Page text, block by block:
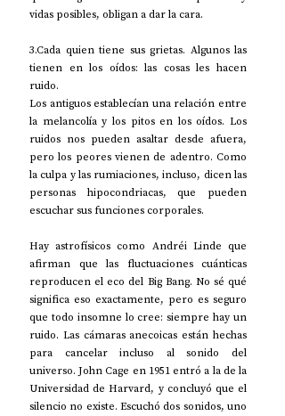
vidas posibles, obligan a dar la cara.
3.Cada quien tiene sus grietas. Algunos las
tienen en los oídos: las cosas les hacen
ruido.
Los antiguos establecían una relación entre
la melancolía y los pitos en los oídos. Los
ruidos nos pueden asaltar desde afuera,
pero los peores vienen de adentro. Como
la culpa y las rumiaciones, incluso, dicen las
personas hipocondriacas, que pueden
escuchar sus funciones corporales.
Hay astrofísicos como Andréi Linde que
afirman que las fluctuaciones cuánticas
reproducen el eco del Big Bang. No sé qué
significa eso exactamente, pero es seguro
que todo insomne lo cree: siempre hay un
ruido. Las cámaras anecoicas están hechas
para cancelar incluso al sonido del
universo. John Cage en 1951 entró a la de la
Universidad de Harvard, y concluyó que el
silencio no existe. Escuchó dos sonidos, uno